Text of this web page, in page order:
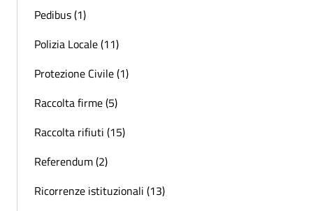
Pedibus (1)
Polizia Locale (11)
Protezione Civile (1)
Raccolta firme (5)
Raccolta rifiuti (15)
Referendum (2)
Ricorrenze istituzionali (13)